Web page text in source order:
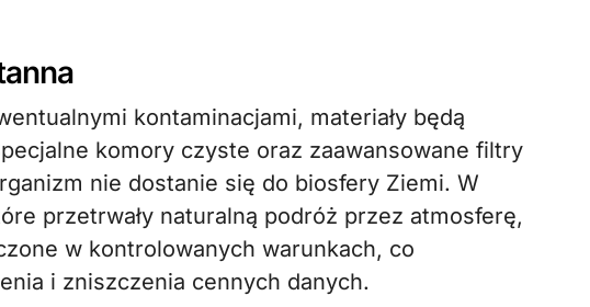
kontaminacjami, materiały będą
komory czyste oraz zaawansowane filtry
nie dostanie się do biosfery Ziemi. W
przetrwały naturalną podróż przez atmosferę,
w kontrolowanych warunkach, co
i zniszczenia cennych danych.